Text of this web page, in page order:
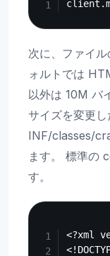
次に、ファイ
ォルトでは
以外は 10M バ
サイズを変更
INF/classes/
ます。 標準の
す。
<?xml